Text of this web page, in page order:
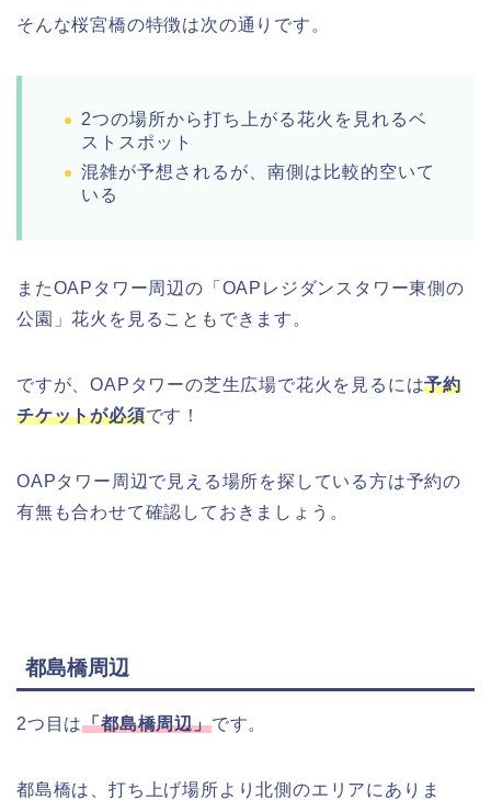
そんな桜宮橋の特徴は次の通りです。
2つの場所から打ち上がる花火を見れるベ
ストスポット
混雑が予想されるが、南側は比較的空いて
いる
またOAPタワー周辺の「OAPレジダンスタワー東側の
公園」花火を見ることもできます。
ですが、OAPタワーの芝生広場で花火を見るには予約
チケットが必須です！
OAPタワー周辺で見える場所を探している方は予約の
有無も合わせて確認しておきましょう。
都島橋周辺
2つ目は「都島橋周辺」です。
都島橋は、打ち上げ場所より北側のエリアにありま